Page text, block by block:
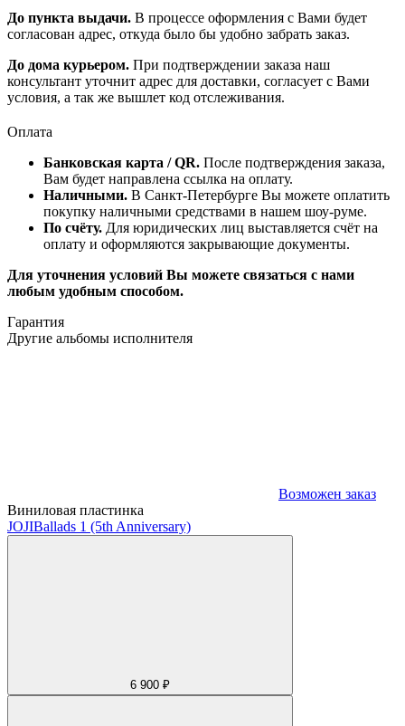
До пункта выдачи. В процессе оформления с Вами будет
согласован адрес, откуда было бы удобно забрать заказ.
До дома курьером. При подтверждении заказа наш
консультант уточнит адрес для доставки, согласует с Вами
условия, а так же вышлет код отслеживания.
Оплата
Банковская карта / QR. После подтверждения заказа,
Вам будет направлена ссылка на оплату.
Наличными. В Санкт-Петербурге Вы можете оплатить
покупку наличными средствами в нашем шоу-руме.
По счёту. Для юридических лиц выставляется счёт на
оплату и оформляются закрывающие документы.
Для уточнения условий Вы можете связаться с нами
любым удобным способом.
Гарантия
Другие альбомы исполнителя
Возможен заказ
Виниловая пластинка
JOJIBallads 1 (5th Anniversary)
6 900 ₽